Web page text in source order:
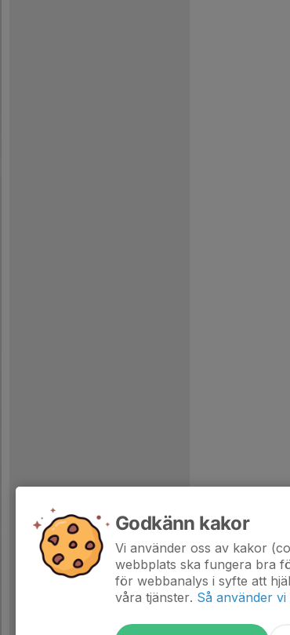
Godkänn kakor
Vi använder oss av kakor
webbplats ska fungera bra
för webbanalys i syfte att
våra tjänster. Så använder vi